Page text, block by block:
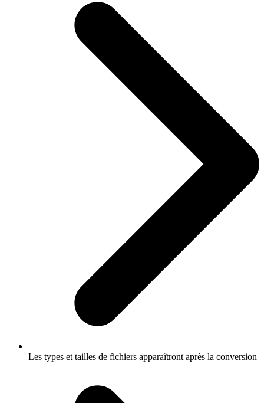
Les types et tailles de fichiers apparaîtront après la conversion